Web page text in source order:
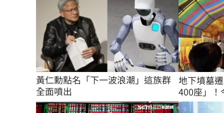
黃仁勳點名「下一波浪潮」這族群
全面噴出
地下墳墓
400座」！